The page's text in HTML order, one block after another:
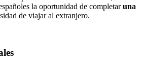
la oportunidad de completaruna
de viajar al extranjero.